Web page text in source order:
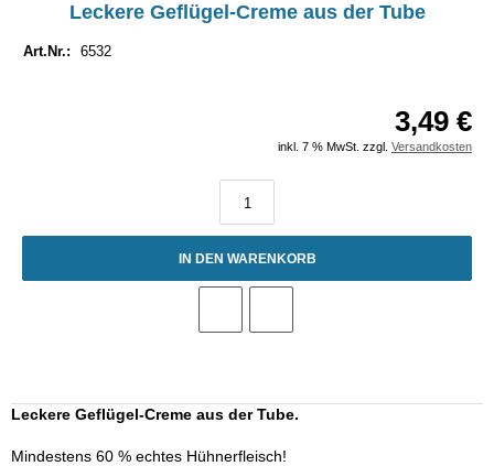
Leckere Geflügel-Creme aus der Tube
Art.Nr.: 6532
3,49 €
inkl. 7 % MwSt. zzgl. Versandkosten
IN DEN WARENKORB
Leckere Geflügel-Creme aus der Tube.
Mindestens 60 % echtes Hühnerfleisch!